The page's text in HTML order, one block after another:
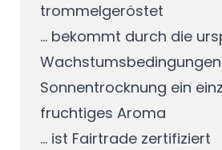
trommelgeröstet
... bekommt durch die
Sonnentrocknung ein
fruchtiges Aroma
... ist Fairtrade zertifiziert